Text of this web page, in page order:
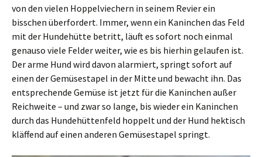
von den vielen Hoppelviechern in seinem Revier ein
bisschen überfordert. Immer, wenn ein Kaninchen das Feld
mit der Hundehütte betritt, läuft es sofort noch einmal
genauso viele Felder weiter, wie es bis hierhin gelaufen ist.
Der arme Hund wird davon alarmiert, springt sofort auf
einen der Gemüsestapel in der Mitte und bewacht ihn. Das
entsprechende Gemüse ist jetzt für die Kaninchen außer
Reichweite – und zwar so lange, bis wieder ein Kaninchen
durch das Hundehüttenfeld hoppelt und der Hund hektisch
kläffend auf einen anderen Gemüsestapel springt.